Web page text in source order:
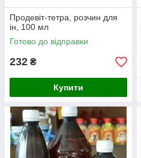
Продевіт-тетра, розчин для
ін, 100 мл
Готово до відправки
232 ₴
Купити